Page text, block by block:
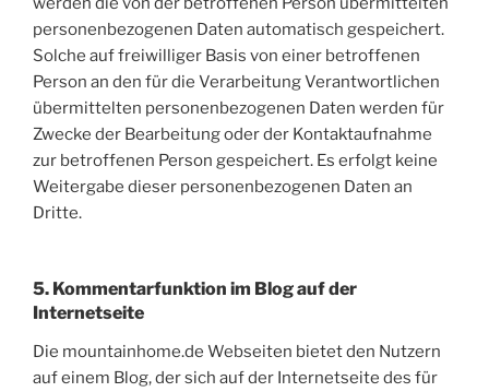
personenbezogenen Daten automatisch gespeichert.
Solche auf freiwilliger Basis von einer betroffenen
Person an den für die Verarbeitung Verantwortlichen
übermittelten personenbezogenen Daten werden für
Zwecke der Bearbeitung oder der Kontaktaufnahme
zur betroffenen Person gespeichert. Es erfolgt keine
Weitergabe dieser personenbezogenen Daten an
Dritte.
5. Kommentarfunktion im Blog auf der
Internetseite
Die mountainhome.de Webseiten bietet den Nutzern
auf einem Blog, der sich auf der Internetseite des für